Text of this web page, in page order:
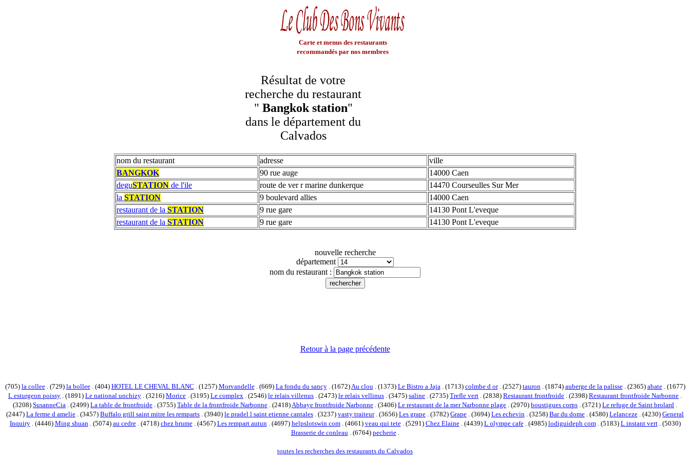
Carte et menus des restaurants
recommandés par nos membres
Résultat de votre
recherche du restaurant
" Bangkok station"
dans le département du
Calvados
nom du restaurant adresse
ville
BANGKOK
90 rue auge
14000 Caen
deguSTATION de l'ile route de ver r marine dunkerque
14470 Courseulles Sur Mer
la STATION 9 boulevard allies
14000 Caen
restaurant de la STATION 9 rue gare
14130 Pont L'eveque
restaurant de la STATION 9 rue gare 14130 Pont L'eveque
nouvelle recherche
département
nom du restaurant :
Retour à la page précédente
(705) la collee. (729) la bollee. (404) HOTEL LE CHEVAL BLANC . (1257) Morvandelle. (669) La fondu du sancy. (1672)Au clou. (1373) Le Bistro a Jaja. (1713) colmbe d or. (2527) tauron. (1874) auberge de la palisse. (2365) abate. (1677)
L esturgeon poissy . (1891) Le national unchizy . (3216) Morice . (3195) Le complex . (2546) le relais villenus . (2473) le relais vellinus . (3475) saline . (2735) Trefle vert . (2838) Restaurant frontfroide . (2398) Restaurant frontfroide Narbonne .
(3208) SusanneCia . (2499) La table de frontfroide . (3755) Table de la frontfroide Narbonne . (2418)Abbaye frontfroide Narbonne . (3406) Le restaurant de la mer Narbonne plage . (2970) boustigues corps . (3721) Le refuge de Saint brolard .
(2447) La ferme d amelie . (3457) Buffalo grill saint mitre les remparts . (3940) le pradel l saint etienne cantales . (3237) vasty traiteur. (3656) Les grape . (3782) Grape . (3694) Les echevin . (3258) Bar du dome . (4580) Lelanceze . (4230) General
Inquiry. (4446) Ming shuan. (5074) au cedre. (4718) chez brume. (4567) Les rempart autun. (4697) helpslotswin com. (4661) veau qui tete. (5291) Chez Elaine. (4439) L olympe cafe. (4985) lodiguideph com. (5183) L instant vert. (5030)
Brasserie de conleau. (6764) pecherie.
toutes les recherches des restaurants du Calvados